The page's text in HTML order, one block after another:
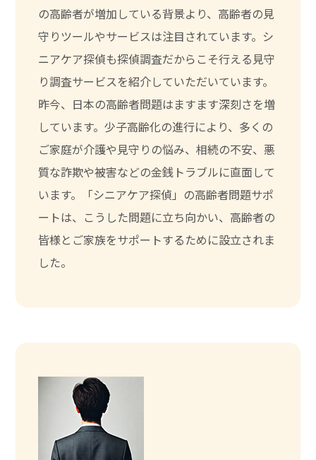
の高齢者が増加している背景より、高齢者の見
守りツールやサービスは注目されています。シ
ニアケア探偵も探偵調査だからこそ行える見守
り調査サービスを紹介していただいています。
昨今、日本の高齢者問題はますます深刻さを増
しています。少子高齢化の進行により、多くの
ご家庭が介護や見守りの悩み、相続の不安、悪
質な詐欺や被害などの金銭トラブルに直面して
います。「シニアケア探偵」の高齢者問題サポ
ートは、こうした問題に立ち向かい、高齢者の
皆様とご家族をサポートするために設立されま
した。